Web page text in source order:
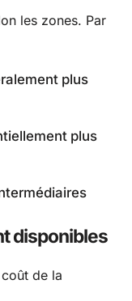
les zones. Par
plus
plus
disponibles
de la